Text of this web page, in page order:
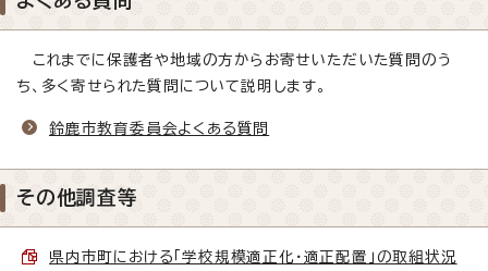
これまでに保護者や地域の方からお寄せいただいた質問のう
ち、多く寄せられた質問について説明します。
鈴鹿市教育委員会よくある質問
その他調査等
県内市町における「学校規模適正化・適正配置」の取組状況